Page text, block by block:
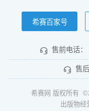
希赛百家号
售前电话：
售
希赛网 版权所有
出版物经